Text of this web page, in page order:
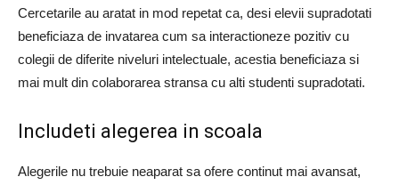
Cercetarile au aratat in mod repetat ca, desi elevii supradotati
beneficiaza de invatarea cum sa interactioneze pozitiv cu
colegii de diferite niveluri intelectuale, acestia beneficiaza si
mai mult din colaborarea stransa cu alti studenti supradotati.
Includeti alegerea in scoala
Alegerile nu trebuie neaparat sa ofere continut mai avansat,